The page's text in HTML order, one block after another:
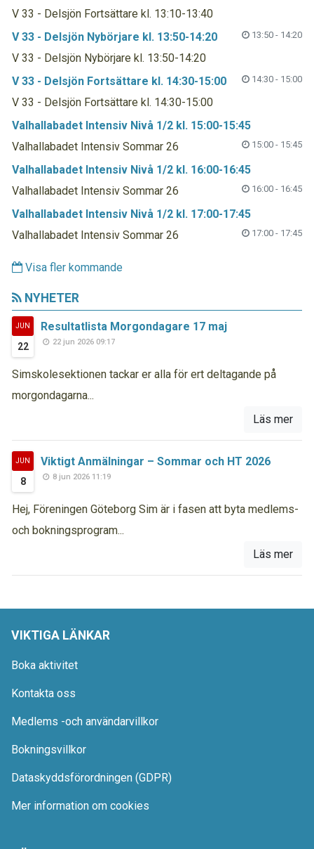
V 33 - Delsjön Fortsättare kl. 13:10-13:40
V 33 - Delsjön Nybörjare kl. 13:50-14:20
13:50 - 14:20
V 33 - Delsjön Nybörjare kl. 13:50-14:20
V 33 - Delsjön Fortsättare kl. 14:30-15:00
14:30 - 15:00
V 33 - Delsjön Fortsättare kl. 14:30-15:00
Valhallabadet Intensiv Nivå 1/2 kl. 15:00-15:45
15:00 - 15:45
Valhallabadet Intensiv Sommar 26
Valhallabadet Intensiv Nivå 1/2 kl. 16:00-16:45
16:00 - 16:45
Valhallabadet Intensiv Sommar 26
Valhallabadet Intensiv Nivå 1/2 kl. 17:00-17:45
17:00 - 17:45
Valhallabadet Intensiv Sommar 26
Visa fler kommande
NYHETER
JUN
22
Resultatlista Morgondagare 17 maj
22 jun 2026 09:17
Simskolesektionen tackar er alla för ert deltagande på
morgondagarna...
Läs mer
JUN
8
Viktigt Anmälningar – Sommar och HT 2026
8 jun 2026 11:19
Hej, Föreningen Göteborg Sim är i fasen att byta medlems-
och bokningsprogram...
Läs mer
VIKTIGA LÄNKAR
Boka aktivitet
Kontakta oss
Medlems -och användarvillkor
Bokningsvillkor
Dataskyddsförordningen (GDPR)
Mer information om cookies